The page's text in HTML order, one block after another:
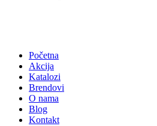
Početna
Akcija
Katalozi
Brendovi
O nama
Blog
Kontakt